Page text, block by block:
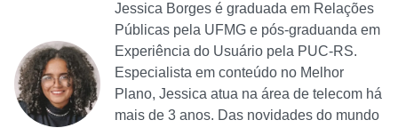
Jessica Borges é graduada em Relações
Públicas pela UFMG e pós-graduanda em
Experiência do Usuário pela PUC-RS.
Especialista em conteúdo no Melhor
Plano, Jessica atua na área de telecom há
mais de 3 anos. Das novidades do mundo